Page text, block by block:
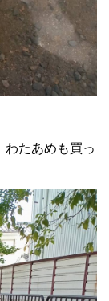
わたあめも買っ